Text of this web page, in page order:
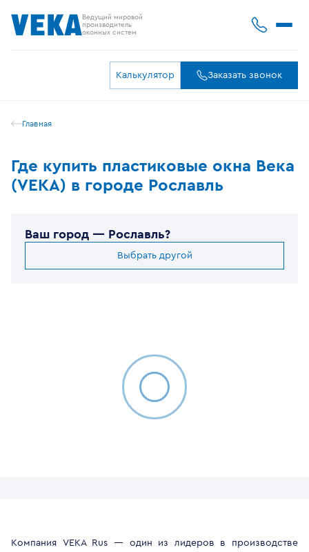
Ведущий мировой
производитель
оконных систем
Калькулятор Заказать звонок
Главная
Где купить пластиковые окна Века
(VEKA) в городе Рославль
Ваш город — Рославль?
Выбрать другой
Компания VEKA Rus — один из лидеров в производстве